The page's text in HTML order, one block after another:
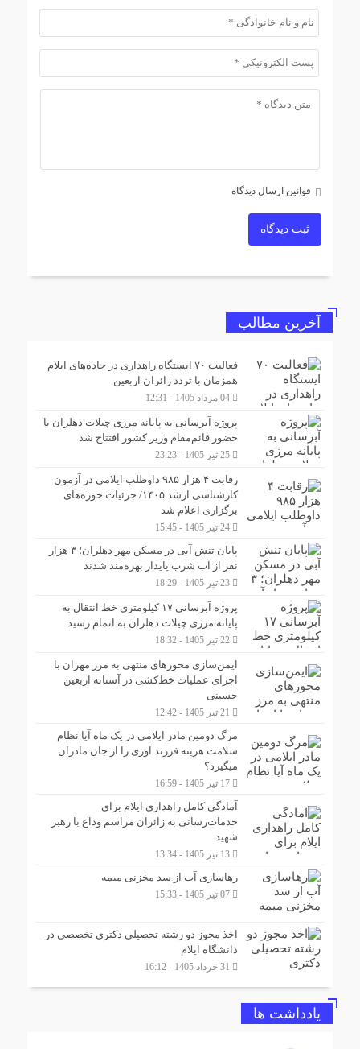
قوانین ارسال دیدگاه
ثبت دیدگاه
آخرین مطالب
فعالیت ۷۰ ایستگاه راهداری در جاده‌های ایلام
همزمان با تردد زائران اربعین
04 مرداد 1405 - 12:31
پروژه آبرسانی به پایانه مرزی چیلات دهلران با
حضور قائم‌مقام وزیر کشور افتتاح شد
25 تیر 1405 - 23:23
رقابت ۴ هزار ۹۸۵ داوطلب ایلامی در آزمون
کارشناسی ارشد ۱۴۰۵/ جزئیات حوزه‌های
برگزاری اعلام شد
24 تیر 1405 - 15:45
پایان تنش آبی در مسکن مهر دهلران؛ ۳ هزار
نفر از آب شرب پایدار بهره‌مند شدند
23 تیر 1405 - 18:29
پروژه آبرسانی ۱۷ کیلومتری خط انتقال به
پایانه مرزی چیلات دهلران به اتمام رسید
22 تیر 1405 - 18:32
ایمن‌سازی محورهای منتهی به مرز مهران با
اجرای عملیات خط‌کشی در آستانه اربعین
حسینی
مرگ دومین مادر ایلامی در یک ماه آیا نظام
سلامت هزینه فرزند آوری را از جان مادران
میگیرد؟
17 تیر 1405 - 16:59
آمادگی کامل راهداری ایلام برای
خدمات‌رسانی به زائران مراسم وداع با رهبر
شهید
13 تیر 1405 - 13:34
رهاسازی آب از سد مخزنی میمه
07 تیر 1405 - 15:33
اخذ مجوز دو رشته تحصیلی دکتری تخصصی در
دانشگاه ایلام
یادداشت ها